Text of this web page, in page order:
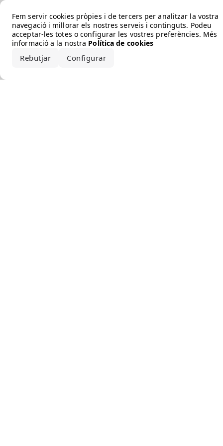
Fem servir cookies pròpies i de tercers per analitzar la vostra
navegació i millorar els nostres serveis i continguts. Podeu
acceptar-les totes o configurar les vostres preferències. Més
informació a la nostra Política de cookies
Rebutjar Configurar
Error loading the brand